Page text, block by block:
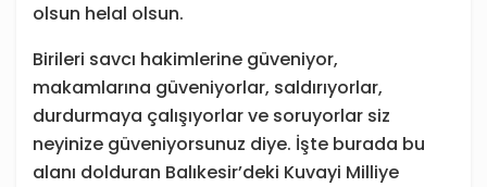
olsun helal olsun.
Birileri savcı hakimlerine güveniyor,
makamlarına güveniyorlar, saldırıyorlar,
durdurmaya çalışıyorlar ve soruyorlar siz
neyinize güveniyorsunuz diye. İşte burada bu
alanı dolduran Balıkesir’deki Kuvayi Milliye